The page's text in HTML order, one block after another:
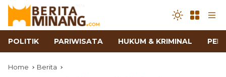
POLITIK PARIWISATA HUKUM & KRIMINAL
Home Berita